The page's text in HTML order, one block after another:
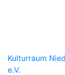
Kulturraum
e.V.